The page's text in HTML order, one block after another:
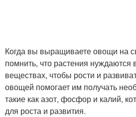
Когда вы выращиваете овощи на
помнить, что растения нуждаются
веществах, чтобы рости и
овощей помогает им получать
такие как азот, фосфор и калий,
для роста и развития.